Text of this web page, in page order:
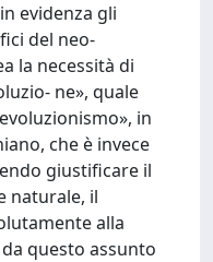
evidenza gli
del neo-
la necessità di
ne», quale
in
che è invece
giustificare il
naturale, il
alla
questo assunto